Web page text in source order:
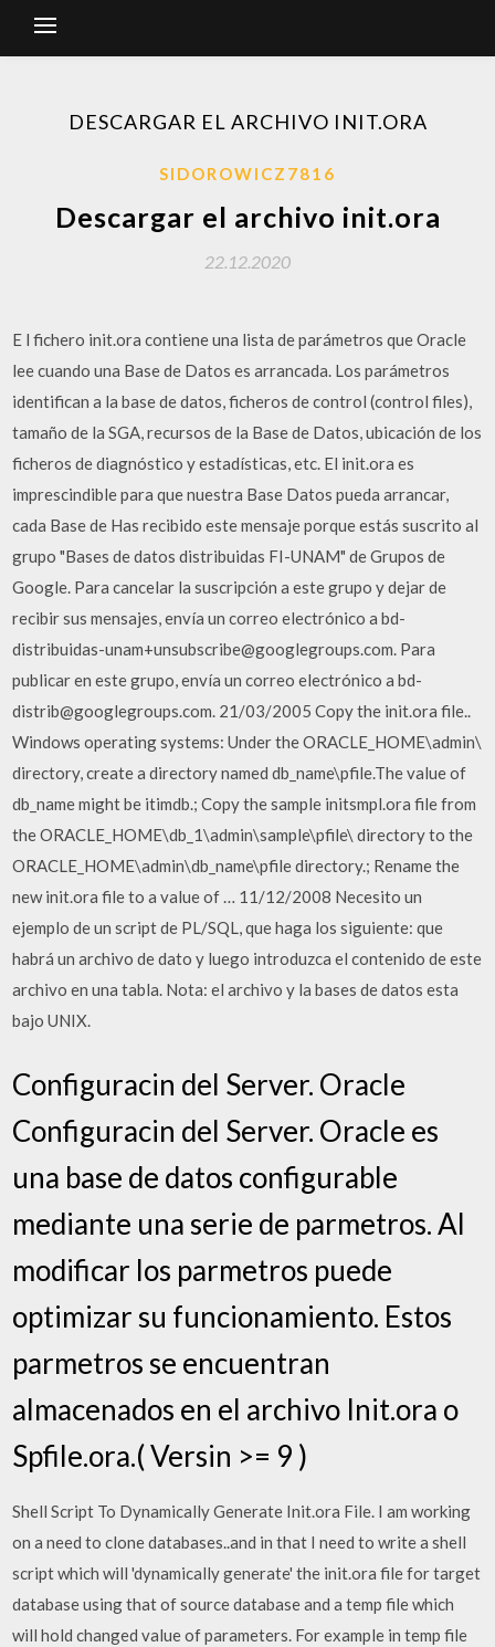
DESCARGAR EL ARCHIVO INIT.ORA
SIDOROWICZ7816
Descargar el archivo init.ora
22.12.2020
E l fichero init.ora contiene una lista de parámetros que Oracle
lee cuando una Base de Datos es arrancada. Los parámetros
identifican a la base de datos, ficheros de control (control files),
tamaño de la SGA, recursos de la Base de Datos, ubicación de los
ficheros de diagnóstico y estadísticas, etc. El init.ora es
imprescindible para que nuestra Base Datos pueda arrancar,
cada Base de Has recibido este mensaje porque estás suscrito al
grupo "Bases de datos distribuidas FI-UNAM" de Grupos de
Google. Para cancelar la suscripción a este grupo y dejar de
recibir sus mensajes, envía un correo electrónico a bd-
distribuidas-unam+unsubscribe@googlegroups.com. Para
publicar en este grupo, envía un correo electrónico a bd-
distrib@googlegroups.com. 21/03/2005 Copy the init.ora file..
Windows operating systems: Under the ORACLE_HOME\admin\
directory, create a directory named db_name\pfile.The value of
db_name might be itimdb.; Copy the sample initsmpl.ora file from
the ORACLE_HOME\db_1\admin\sample\pfile\ directory to the
ORACLE_HOME\admin\db_name\pfile directory.; Rename the
new init.ora file to a value of … 11/12/2008 Necesito un
ejemplo de un script de PL/SQL, que haga los siguiente: que
habrá un archivo de dato y luego introduzca el contenido de este
archivo en una tabla. Nota: el archivo y la bases de datos esta
bajo UNIX.
Configuracin del Server. Oracle
Configuracin del Server. Oracle es
una base de datos configurable
mediante una serie de parmetros. Al
modificar los parmetros puede
optimizar su funcionamiento. Estos
parmetros se encuentran
almacenados en el archivo Init.ora o
Spfile.ora.( Versin >= 9 )
Shell Script To Dynamically Generate Init.ora File. I am working
on a need to clone databases..and in that I need to write a shell
script which will 'dynamically generate' the init.ora file for target
database using that of source database and a temp file which
will hold changed value of parameters. For example in temp file